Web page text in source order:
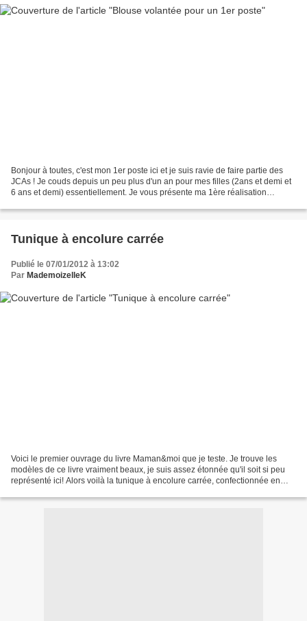
Bonjour à toutes, c'est mon 1er poste ici et je suis ravie de faire partie des
JCAs ! Je couds depuis un peu plus d'un an pour mes filles (2ans et demi et
6 ans et demi) essentiellement. Je vous présente ma 1ère réalisation
Tunique à encolure carrée
Publié le 07/01/2012 à 13:02
Par MademoizelleK
Voici le premier ouvrage du livre Maman&moi que je teste. Je trouve les
modèles de ce livre vraiment beaux, je suis assez étonnée qu'il soit si peu
représenté ici! Alors voilà la tunique à encolure carrée, confectionnée en